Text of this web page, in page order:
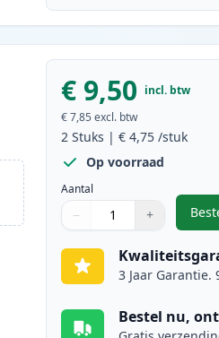
€ 9,50 incl. btw
€ 7,85 excl. btw
2 Stuks |€ 4,75 /stuk
Op voorraad
Aantal
Aantal
Gebruik de knoppen om
− +
Aantal 1
3 Jaar Garantie.
Bestel nu,